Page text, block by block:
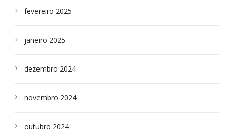
fevereiro 2025
janeiro 2025
dezembro 2024
novembro 2024
outubro 2024